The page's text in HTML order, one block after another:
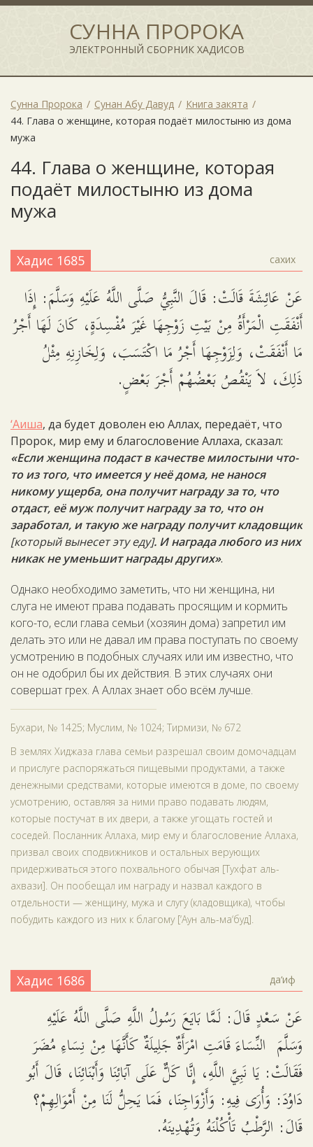
СУННА ПРОРОКА
ЭЛЕКТРОННЫЙ СБОРНИК ХАДИСОВ
Сунна Пророка Сунан Абу Давуд
Книга закята
44. Глава о женщине, которая подаёт милостыню из дома
мужа
44. Глава о женщине, которая
подаёт милостыню из дома
мужа
Хадис 1685 сахих
عَنْ عَائِشَةَ قَالَتْ: قَالَ النَّبِيُّ صَلَّى اللَّهُ عَلَيْهِ وَسَلَّمَ: إِذَا
أَنْفَقَتِ الْمَرْأَةُ مِنْ بَيْتِ زَوْجِهَا غَيْرَ مُفْسِدَةٍ، كَانَ لَهَا أَجْرُ
مَا أَنْفَقَتْ، وَلِزَوْجِهَا أَجْرُ مَا اكْتَسَبَ، وَلِخَازِنِهِ مِثْلُ
ذَلِكَ، لاَ يَنْقُصُ بَعْضُهُمْ أَجْرَ بَعْضٍ.
‘Аиша, да будет доволен ею Аллах, передаёт, что
Пророк, мир ему и благословение Аллаха, сказал:
«Если женщина подаст в качестве милостыни что-
то из того, что имеется у неё дома, не нанося
никому ущерба, она получит награду за то, что
отдаст, её муж получит награду за то, что он
заработал, и такую же награду получит кладовщик
[который вынесет эту еду]. И награда любого из них
никак не уменьшит награды других».
Однако необходимо заметить, что ни женщина, ни
слуга не имеют права подавать просящим и кормить
кого-то, если глава семьи (хозяин дома) запретил им
делать это или не давал им права поступать по своему
усмотрению в подобных случаях или им известно, что
он не одобрил бы их действия. В этих случаях они
совершат грех. А Аллах знает обо всём лучше.
Бухари, № 1425; Муслим, № 1024; Тирмизи, № 672
В землях Хиджаза глава семьи разрешал своим домочадцам
и прислуге распоряжаться пищевыми продуктами, а также
денежными средствами, которые имеются в доме, по своему
усмотрению, оставляя за ними право подавать людям,
которые постучат в их двери, а также угощать гостей и
соседей. Посланник Аллаха, мир ему и благословение Аллаха,
призвал своих сподвижников и остальных верующих
придерживаться этого похвального обычая [Тухфат аль-
ахвази]. Он пообещал им награду и назвал каждого в
отдельности — женщину, мужа и слугу (кладовщика), чтобы
побудить каждого из них к благому [‘Аун аль-ма‘буд].
Хадис 1686 да‘иф
عَنْ سَعْدٍ قَالَ: لَمَّا بَايَعَ رَسُولُ اللَّهِ صَلَّى اللَّهُ عَلَيْهِ
وَسَلَّمَ النِّسَاءَ قَامَتِ امْرَأَةٌ جَلِيلَةٌ كَأَنَّهَا مِنْ نِسَاءِ مُضَرَ
فَقَالَتْ: يَا نَبِيَّ اللَّهِ، إِنَّا كَلٌّ عَلَى آبَائِنَا وَأَبْنَائِنَا، قَالَ أَبُو
دَاوُدَ: وَأُرَى فِيهِ: وَأَزْوَاجِنَا، فَمَا يَحِلُّ لَنَا مِنْ أَمْوَالِهِمْ؟
قَالَ: الرَّطْبُ تَأْكُلْنَهُ وَتُهْدِينَهُ.